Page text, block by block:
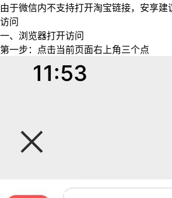
由于微信内不支持打开淘宝链接，安享建
访问
一、浏览器打开访问
第一步：点击当前页面右上角三个点